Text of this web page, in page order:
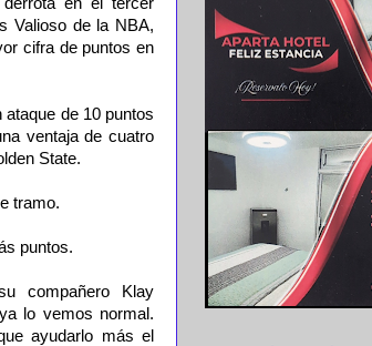
Valioso de la NBA,
cifra de puntos en
de 10 puntos
ventaja de cuatro
State.
tramo.
puntos.
compañero Klay
lo vemos normal.
ayudarlo más el